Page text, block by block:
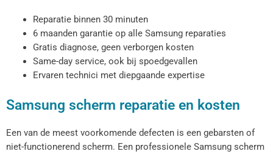
Reparatie binnen 30 minuten
6 maanden garantie op alle Samsung reparaties
Gratis diagnose, geen verborgen kosten
Same-day service, ook bij spoedgevallen
Ervaren technici met diepgaande expertise
Samsung scherm reparatie en kosten
Een van de meest voorkomende defecten is een gebarsten of
niet-functionerend scherm. Een professionele Samsung scherm